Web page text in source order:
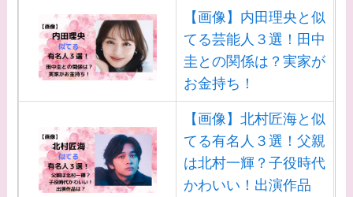
【画像】内田理央と似
てる芸能人３選！田中
圭との関係は？実家が
お金持ち！
【画像】北村匠海と似
てる有名人３選！父親
は北村一輝？子役時代
かわいい！出演作品